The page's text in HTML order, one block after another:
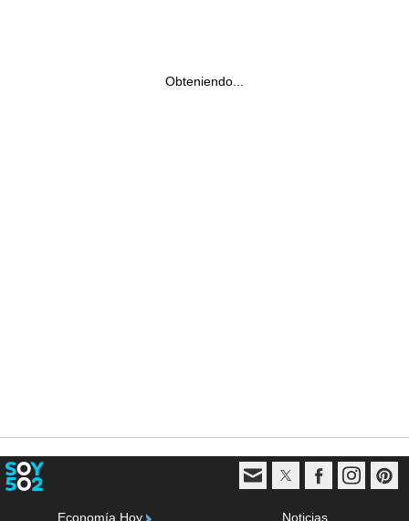
Obteniendo...
Economía Hoy Noticias